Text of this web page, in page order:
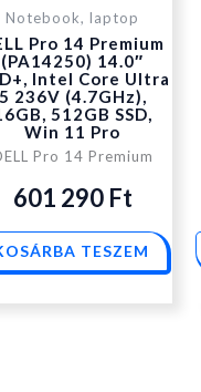
Notebook, laptop
Pro 14 Premium
(PA14250) 14.0″
Intel Core Ultra
5 236V (4.7GHz),
512GB SSD,
Win 11 Pro
Pro 14 Premium
767
990 Ft.
601 290 Ft
601
290 Ft.
TESZEM